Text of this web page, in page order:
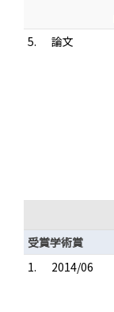
5. 論文
受賞学術賞
1.
2014/06